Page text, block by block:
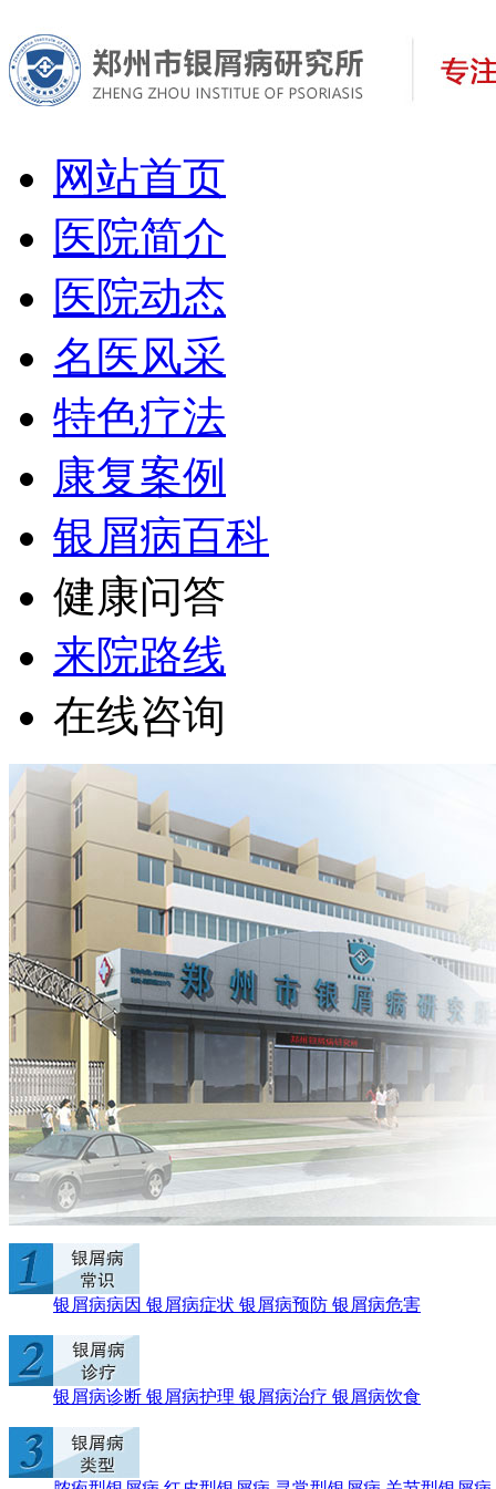
网站首页
医院简介
医院动态
名医风采
特色疗法
康复案例
银屑病百科
健康问答
来院路线
在线咨询
银屑病病因 银屑病症状 银屑病预防 银屑病危害
银屑病诊断 银屑病护理 银屑病治疗 银屑病饮食